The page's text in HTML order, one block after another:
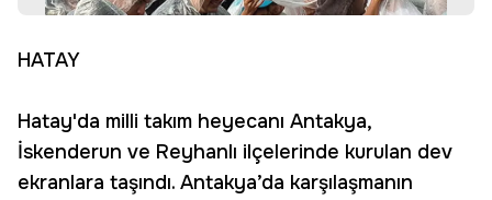
HATAY
Hatay'da milli takım heyecanı Antakya,
İskenderun ve Reyhanlı ilçelerinde kurulan dev
ekranlara taşındı. Antakya’da karşılaşmanın